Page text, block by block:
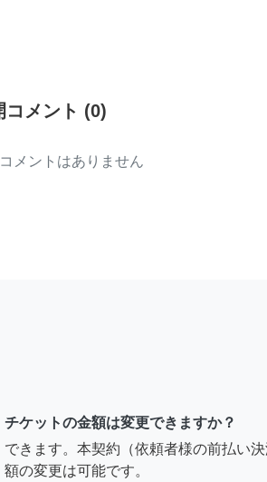
コメント (0)
メントはありません
チケットの金額は変更できますか？
できます。本契約（依頼者様の前払い
額の変更は可能です。